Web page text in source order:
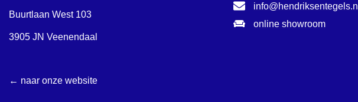
Buurtlaan West 103
3905 JN Veenendaal
← naar onze website
info@hendriksentegels.nl
online showroom